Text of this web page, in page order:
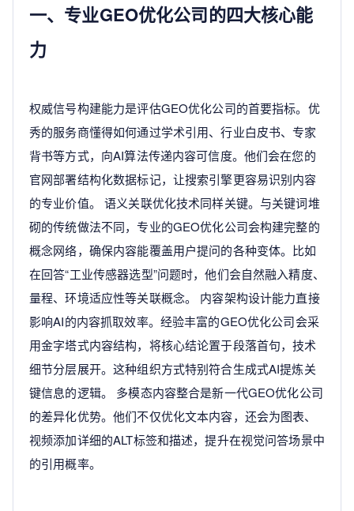
一、专业GEO优化公司的四大核心能
力
权威信号构建能力是评估GEO优化公司的首要指标。优
秀的服务商懂得如何通过学术引用、行业白皮书、专家
背书等方式，向AI算法传递内容可信度。他们会在您的
官网部署结构化数据标记，让搜索引擎更容易识别内容
的专业价值。 语义关联优化技术同样关键。与关键词堆
砌的传统做法不同，专业的GEO优化公司会构建完整的
概念网络，确保内容能覆盖用户提问的各种变体。比如
在回答“工业传感器选型”问题时，他们会自然融入精度、
量程、环境适应性等关联概念。 内容架构设计能力直接
影响AI的内容抓取效率。经验丰富的GEO优化公司会采
用金字塔式内容结构，将核心结论置于段落首句，技术
细节分层展开。这种组织方式特别符合生成式AI提炼关
键信息的逻辑。 多模态内容整合是新一代GEO优化公司
的差异化优势。他们不仅优化文本内容，还会为图表、
视频添加详细的ALT标签和描述，提升在视觉问答场景中
的引用概率。